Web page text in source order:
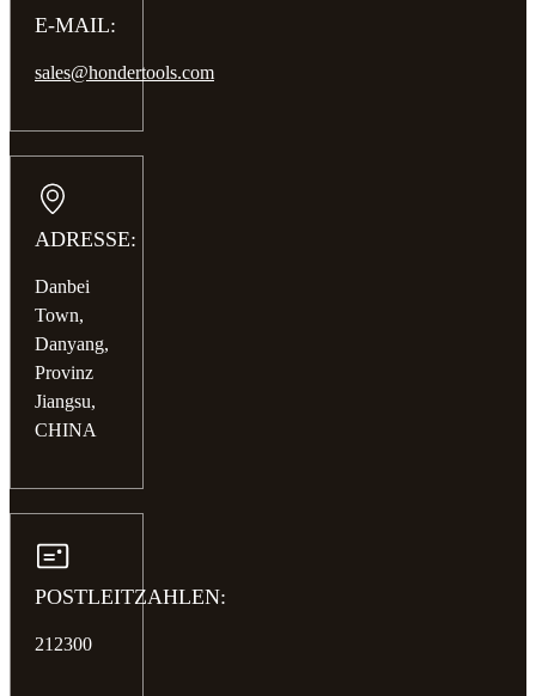
E-MAIL:
sales@hondertools.com
ADRESSE:
Danbei
Town,
Danyang,
Provinz
Jiangsu,
CHINA
POSTLEITZAHLEN:
212300